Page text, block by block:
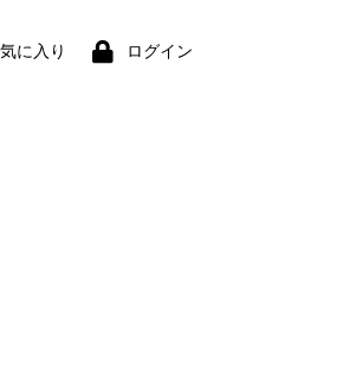
に入り ログイン